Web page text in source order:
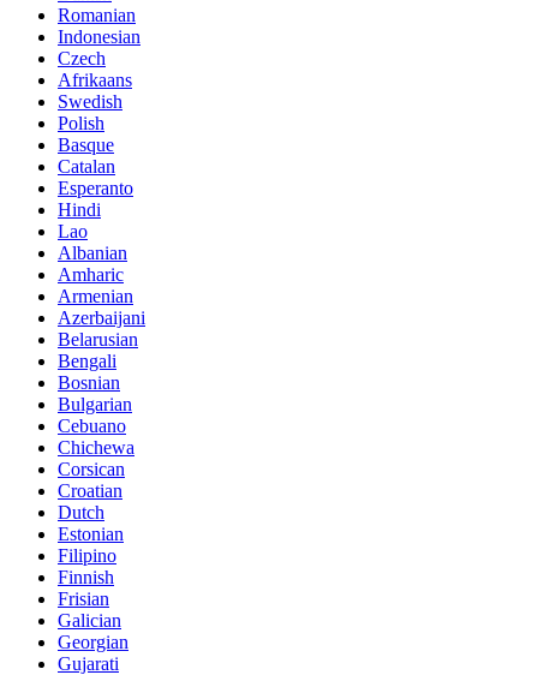
Romanian
Indonesian
Czech
Afrikaans
Swedish
Polish
Basque
Catalan
Esperanto
Hindi
Lao
Albanian
Amharic
Armenian
Azerbaijani
Belarusian
Bengali
Bosnian
Bulgarian
Cebuano
Chichewa
Corsican
Croatian
Dutch
Estonian
Filipino
Finnish
Frisian
Galician
Georgian
Gujarati